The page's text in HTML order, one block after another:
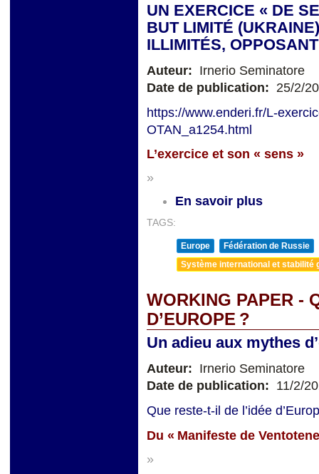
UN EXERCICE « DE
BUT LIMITÉ
ILLIMITÉS,
Auteur: Irnerio Seminatore
Date de publication: 25/2/
https://www.enderi.fr/L-
OTAN_a1254.html
L’exercice et son « sens »
»
En savoir plus
TAGS:
Europe
Fédération de Russie
Système international et stabilité
WORKING PAPER -
D’EUROPE ?
Un adieu aux mythes
Auteur: Irnerio Seminatore
Date de publication: 11/2/
Que reste-t-il de l’idée
Du « Manifeste de
»